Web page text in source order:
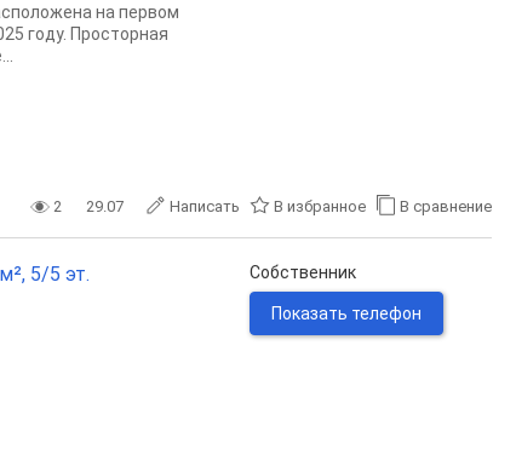
на первом
году. Просторная
2 29.07 Написать В избранное В сравнение
5/5 эт. Собственник
Показать телефон